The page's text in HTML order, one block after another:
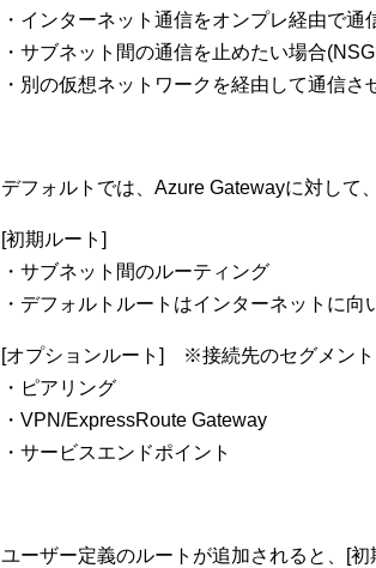
・インターネット通信をオンプレ経由で通
・サブネット間の通信を止めたい場合
・別の仮想ネットワークを経由して通信さ
デフォルトでは、Azure Gatewayに対して
[初期ルート]
・サブネット間のルーティング
・デフォルトルートはインターネットに向
[オプションルート] ※接続先のセグメント
・ピアリング
・VPN/ExpressRoute Gateway
・サービスエンドポイント
ユーザー定義のルートが追加されると、[